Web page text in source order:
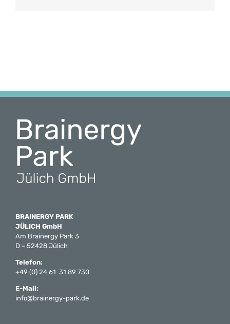
BRAINERGY PARK
JÜLICH GmbH
Am Brainergy Park 3
D – 52428 Jülich
Telefon:
+49 (0) 24 61 31 89 730
E-Mail:
info@brainergy-park.de